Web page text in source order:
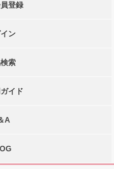
登録
ン
索
イド
A